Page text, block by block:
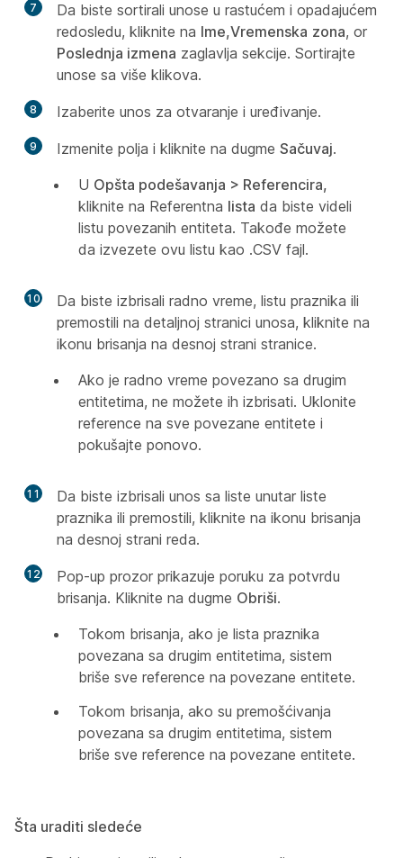
7
Da biste sortirali unose u rastućem i opadajućem
redosledu, kliknite na Ime,Vremenska zona, or
Poslednja izmena zaglavlja sekcije. Sortirajte
unose sa više klikova.
8 Izaberite unos za otvaranje i uređivanje.
9 Izmenite polja i kliknite na dugme Sačuvaj.
U Opšta podešavanja > Referencira,
kliknite na Referentna lista da biste videli
listu povezanih entiteta. Takođe možete
da izvezete ovu listu kao .CSV fajl.
10
Da biste izbrisali radno vreme, listu praznika ili
premostili na detaljnoj stranici unosa, kliknite na
ikonu brisanja na desnoj strani stranice.
Ako je radno vreme povezano sa drugim
entitetima, ne možete ih izbrisati. Uklonite
reference na sve povezane entitete i
pokušajte ponovo.
11
Da biste izbrisali unos sa liste unutar liste
praznika ili premostili, kliknite na ikonu brisanja
na desnoj strani reda.
12
Pop-up prozor prikazuje poruku za potvrdu
brisanja. Kliknite na dugme Obriši.
Tokom brisanja, ako je lista praznika
povezana sa drugim entitetima, sistem
briše sve reference na povezane entitete.
Tokom brisanja, ako su premošćivanja
povezana sa drugim entitetima, sistem
briše sve reference na povezane entitete.
Šta uraditi sledeće